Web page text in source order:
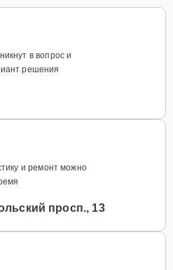
в вопрос и
решения
и ремонт можно
просп., 13